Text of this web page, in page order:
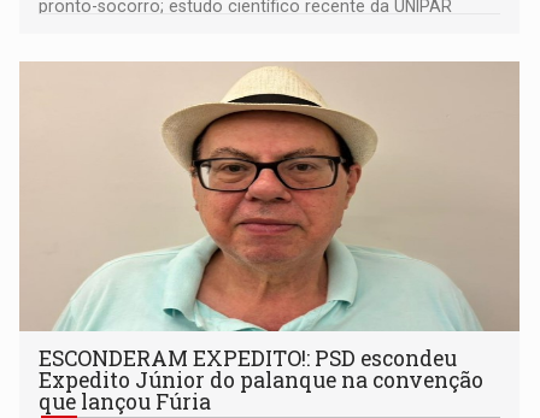
pronto-socorro; estudo científico recente da UNIPAR
amarga até 29 dias de espera por transferências devido
ao colapso de fluxo da regulação
ESCONDERAM EXPEDITO!: PSD escondeu
Expedito Júnior do palanque na convenção
que lançou Fúria